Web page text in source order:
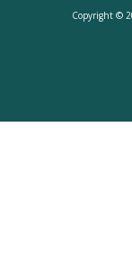
Copyright ©